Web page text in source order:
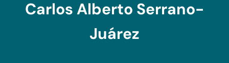
Carlos Alberto Serrano-
Juárez